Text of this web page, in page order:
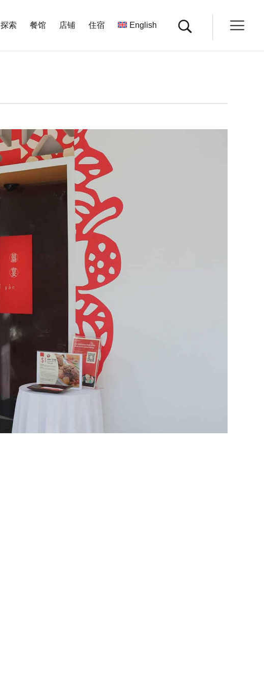
探索 餐馆 店铺 住宿 English